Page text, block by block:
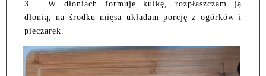
3.
W dłoniach formuję kulkę, rozpłaszczam ją
dłonią, na środku mięsa układam porcję z ogórków i
pieczarek.